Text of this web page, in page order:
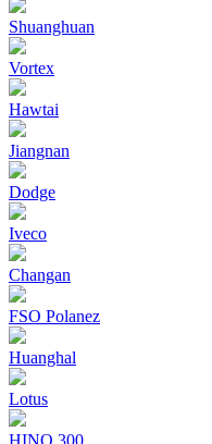
Shuanghuan
Vortex
Hawtai
Jiangnan
Dodge
Iveco
Changan
FSO Polanez
Huanghal
Lotus
HINO 300